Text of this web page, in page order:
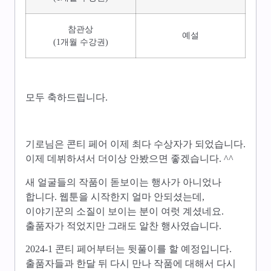
참관상
(1개월 수강권)
예설
모두 축하드립니다.
기로님은 콘티 페어 이제 최다 수상자가 되었습니다.
이제 데뷔하셔서 더이상 안봤으면 좋겠습니다. ^^
새 얼굴들의 작품이 돋보이는 행사가 아니었나
합니다. 웹툰을 시작한지 얼마 안되셨는데,
이야기꾼의 소질이 보이는 분이 여럿 계셨네요.
출품자가 적었지만 그래도 알찬 행사였습니다.
2024-1 콘티 페어부터는 뒷풀이를 할 예정입니다.
출품자들과 한달 뒤 다시 만나 작품에 대해서 다시